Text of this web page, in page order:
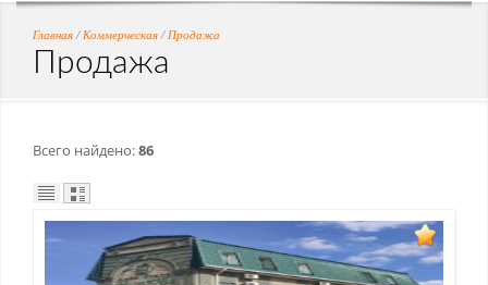
Главная / Коммерческая / Продажа
Продажа
Всего найдено:86